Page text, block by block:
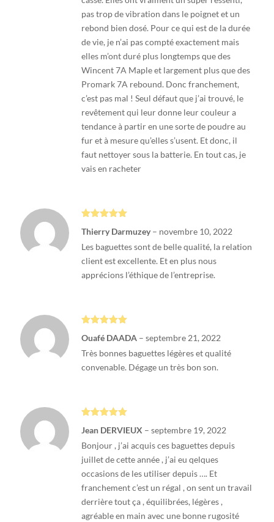
pas trop de vibration dans le poignet et un
rebond bien dosé. Pour ce qui est de la durée
de vie, je n’ai pas compté exactement mais
elles m’ont duré plus longtemps que des
Wincent 7A Maple et largement plus que des
Promark 7A rebound. Donc franchement,
c’est pas mal ! Seul défaut que j’ai trouvé, le
revêtement qui leur donne leur couleur a
tendance à partir en une sorte de poudre au
fur et à mesure qu’elles s’usent. Et donc, il
faut nettoyer sous la batterie. En tout cas, je
vais en racheter
5
Thierry Darmuzey– novembre 10, 2022
Les baguettes sont de belle qualité, la relation
client est excellente. Et en plus nous
apprécions l’éthique de l’entreprise.
5
Ouafé DAADA – septembre 21, 2022
Très bonnes baguettes légères et qualité
convenable. Dégage un très bon son.
5
Jean DERVIEUX – septembre 19, 2022
Bonjour , j’ai acquis ces baguettes depuis
juillet de cette année , j’ai eu qelques
occasions de les utiliser depuis …. Et
franchement c’est un régal , on sent un travail
derrière tout ça , équilibrées, légères ,
agréable en main avec une bonne rugosité